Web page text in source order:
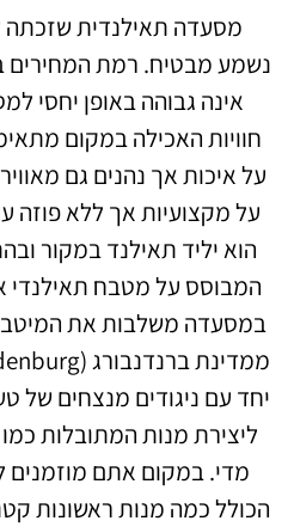
מסעדה תאילנדית שזכתה
אינה גבוהה באופן יחסי
חוויות האכילה במקום
על איכות אך נהנים גם
על מקצועיות אך ללא
הוא יליד תאילנד במקור
המבוסס על מטבח תאילנדי
במסעדה משלבות את
יחד עם ניגודים מנצחים של
ליצירת מנות המתובלות
מדי. במקום אתם מוזמנים
הכולל כמה מנות ראשונות